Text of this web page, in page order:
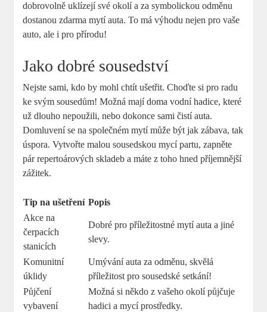
dobrovolně uklízejí své⁤ okolí a za symbolickou odměnu
dostanou zdarma mytí auta. To ‌má výhodu nejen pro vaše
auto, ale i pro přírodu!
Jako dobré sousedství
Nejste sami, kdo by mohl ‌chtít ušetřit. Choďte si pro radu
ke svým sousedům! Možná mají doma​ vodní hadice, ​které
už dlouho nepoužili, nebo dokonce sami čistí auta.
Domluvení‌ se ⁤na společném mytí může být jak zábava, tak‌
úspora. Vytvořte malou sousedskou mycí partu, zapněte⁤
pár repertoárových skladeb a ⁣máte z toho hned příjemnější
zážitek.
Tip na ušetření Popis
Akce na
‌čerpacích
stanicích
Dobré pro příležitostné mytí auta​ a‍ jiné
slevy.
Komunitní
úklidy
Umývání auta​ za odměnu, skvělá
příležitost ‍pro sousedské setkání!
Půjčení
vybavení
Možná si někdo z vašeho⁣ okolí půjčuje
hadici a mycí prostředky.